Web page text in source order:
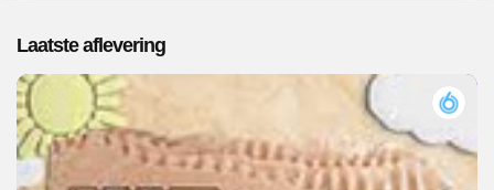
Laatste aflevering